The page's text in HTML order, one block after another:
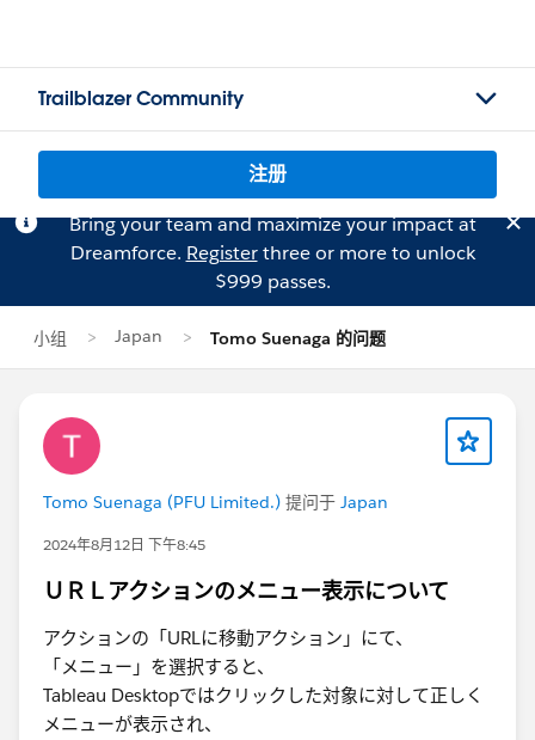
Trailblazer Community
注册
Bring your team and maximize your impact at
Dreamforce. Registerthree or more to unlock
$999 passes.
小组 Japan Tomo Suenaga 的问题
Tomo Suenaga (PFU Limited.) 提问于 Japan
2024年8月12日 下午8:45
ＵＲＬアクションのメニュー表示について
アクションの「URL​に移動アクション」にて、
「メニュー」を選択すると、
Tableau Desktopではクリックした対象に対して正しく
メニューが表示され、